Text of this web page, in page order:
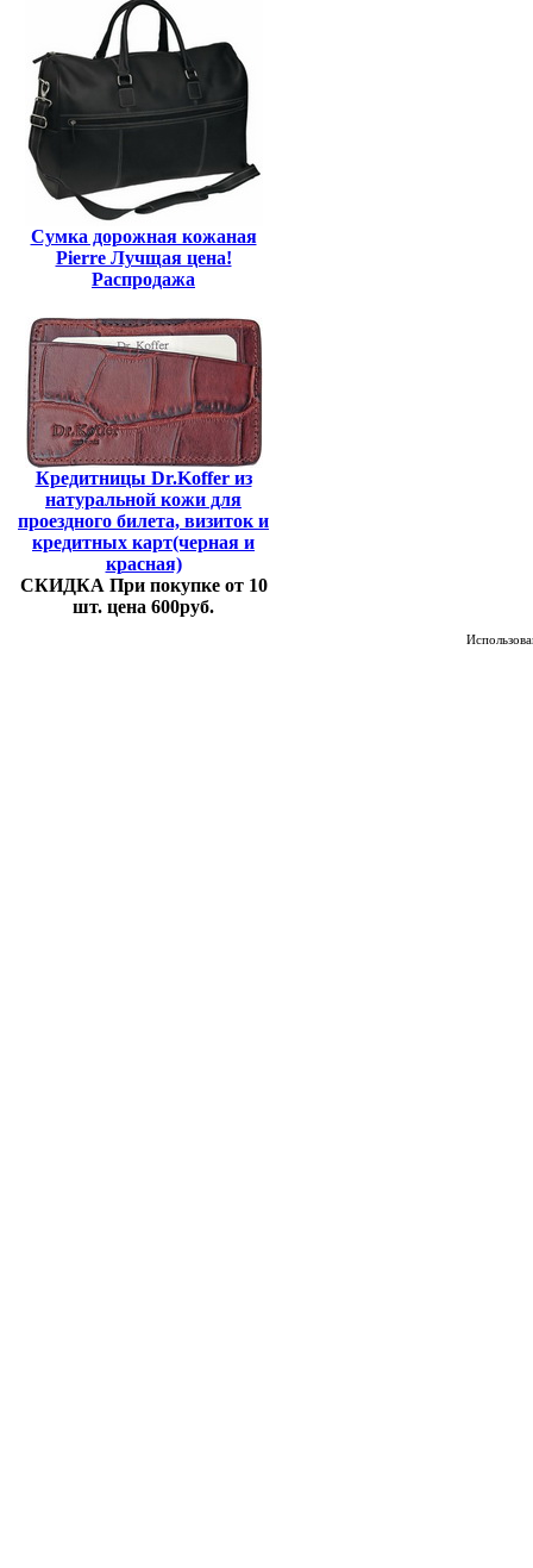
Сумка дорожная кожаная
Pierre Лучщая цена!
Распродажа
Кредитницы Dr.Koffer из
натуральной кожи для
проездного билета, визиток и
кредитных карт(черная и
красная)
СКИДКА При покупке от 10
шт. цена 600руб.